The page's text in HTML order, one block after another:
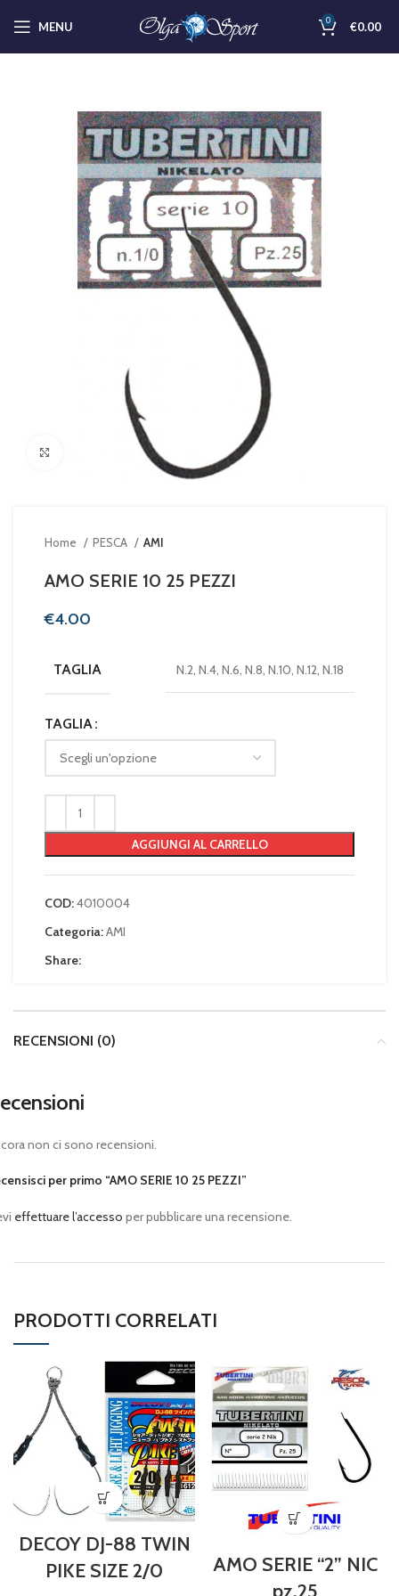
MENU 0 €0.00
Clicca per ingrandire
Home PESCA AMI
AMO SERIE 10 25 PEZZI
€
TAGLIA N.2, N.4, N.6, N.8, N.10, N.12, N.18
TAGLIA
AGGIUNGI AL CARRELLO
COD:4010004
Categoria:AMI
Share:
RECENSIONI (0)
non ci sono recensioni.
per primo “AMO SERIE 10 25 PEZZI”
effettuare l’accesso per pubblicare una recensione.
PRODOTTI CORRELATI
DECOY DJ-88 TWIN
PIKE SIZE 2/0
AMO SERIE “2” NIC
pz.25